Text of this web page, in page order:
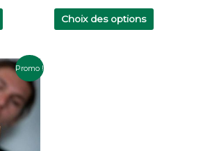
Choix des options
Promo !
Ce
produit
a
plusieurs
variations.
Les